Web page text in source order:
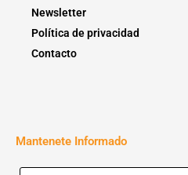
Newsletter
Política de privacidad
Contacto
Mantenete Informado